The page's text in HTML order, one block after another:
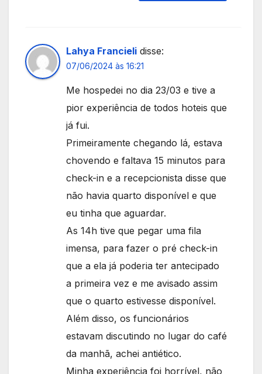
Lahya Francieli disse:
07/06/2024 às 16:21
Me hospedei no dia 23/03 e tive a
pior experiência de todos hoteis que
já fui.
Primeiramente chegando lá, estava
chovendo e faltava 15 minutos para
check-in e a recepcionista disse que
não havia quarto disponível e que
eu tinha que aguardar.
As 14h tive que pegar uma fila
imensa, para fazer o pré check-in
que a ela já poderia ter antecipado
a primeira vez e me avisado assim
que o quarto estivesse disponível.
Além disso, os funcionários
estavam discutindo no lugar do café
da manhã, achei antiético.
Minha experiência foi horrível, não